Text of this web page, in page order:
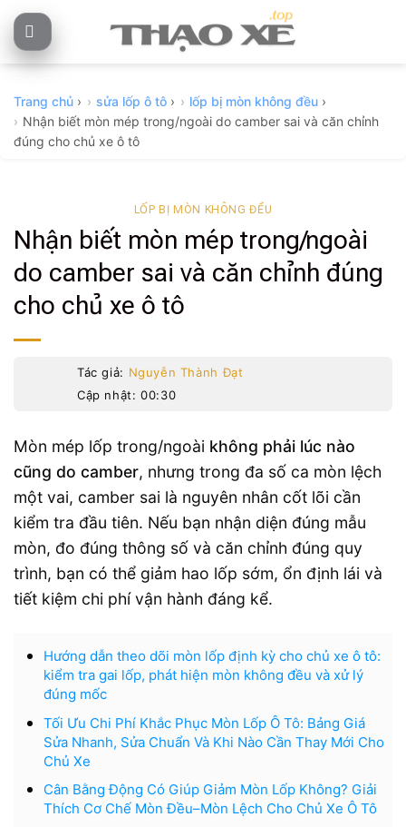
Skip
to
Trang chủ › sửa lốp ô tô › lốp bị mòn không đều ›
Nhận biết mòn mép trong/ngoài do camber sai và căn chỉnh
đúng cho chủ xe ô tô
LỐP BỊ MÒN KHÔNG ĐỀU
Nhận biết mòn mép trong/ngoài
do camber sai và căn chỉnh đúng
cho chủ xe ô tô
Tác giả: Nguyễn Thành Đạt
Cập nhật: 00:30
Mòn mép lốp trong/ngoài không phải lúc nào
cũng do camber, nhưng trong đa số ca mòn lệch
một vai, camber sai là nguyên nhân cốt lõi cần
kiểm tra đầu tiên. Nếu bạn nhận diện đúng mẫu
mòn, đo đúng thông số và căn chỉnh đúng quy
trình, bạn có thể giảm hao lốp sớm, ổn định lái và
tiết kiệm chi phí vận hành đáng kể.
Hướng dẫn theo dõi mòn lốp định kỳ cho chủ xe ô tô:
kiểm tra gai lốp, phát hiện mòn không đều và xử lý
đúng mốc
Tối Ưu Chi Phí Khắc Phục Mòn Lốp Ô Tô: Bảng Giá
Sửa Nhanh, Sửa Chuẩn Và Khi Nào Cần Thay Mới Cho
Chủ Xe
Cân Bằng Động Có Giúp Giảm Mòn Lốp Không? Giải
Thích Cơ Chế Mòn Đều–Mòn Lệch Cho Chủ Xe Ô Tô